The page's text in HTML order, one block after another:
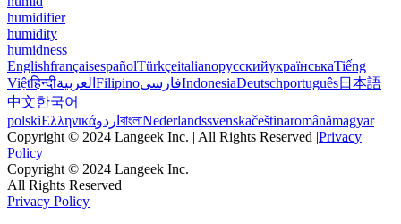
humidifier
humidity
humidness
EnglishfrançaisespañolTürkçeitalianoрусскийукраїнськаTiếng
Việtहिन्दीالعربية FilipinoفارسیIndonesiaDeutschportuguês日本語
中文한국어
polskiΕλληνικάاردو বাংলাNederlandssvenskačeštinaromânămagyar
Copyright © 2024 Langeek Inc. | All Rights Reserved |Privacy
Policy
Copyright © 2024 Langeek Inc.
All Rights Reserved
Privacy Policy